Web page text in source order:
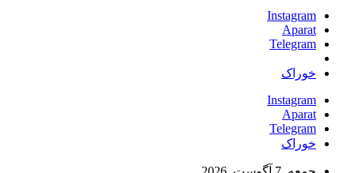
Instagram
Aparat
Telegram
خوراک
Instagram
Aparat
Telegram
خوراک